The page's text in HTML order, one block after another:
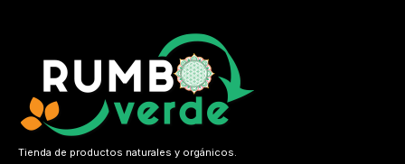
Tienda de productos naturales y orgánicos.